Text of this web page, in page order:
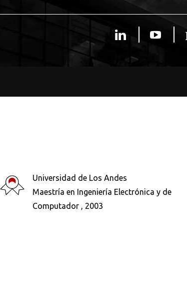
Universidad de Los Andes
Maestría en Ingeniería Electrónica y de
Computador , 2003